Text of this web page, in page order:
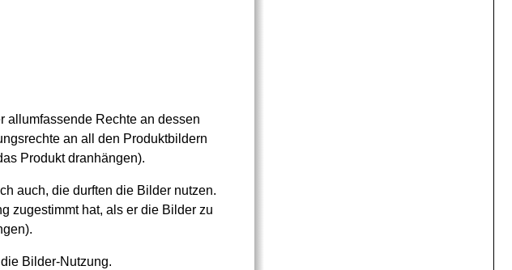
allumfassende Rechte an dessen
an all den Produktbildern
Produkt dranhängen).
auch, die durften die Bilder nutzen.
zugestimmt hat, als er die Bilder zu
Bilder-Nutzung.